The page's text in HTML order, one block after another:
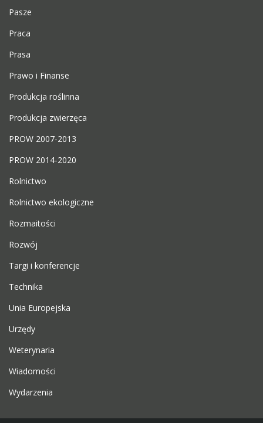
Pasze
Praca
Prasa
Prawo i Finanse
Produkcja roślinna
Produkcja zwierzęca
PROW 2007-2013
PROW 2014-2020
Rolnictwo
Rolnictwo ekologiczne
Rozmaitości
Rozwój
Targi i konferencje
Technika
Unia Europejska
Urzędy
Weterynaria
Wiadomości
Wydarzenia